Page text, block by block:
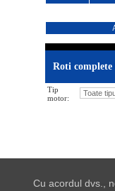
Roti complete
Tip
motor:
Cu acordul dvs.,